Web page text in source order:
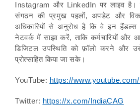
Instagram और LinkedIn पर लाइव है।
संगठन की प्रमुख पहलों, अपडेट और
अधिकारियों से अनुरोध है कि वे इन हैंडल्स
नेटवर्क में साझा करें, ताकि कर्मचारियों
डिजिटल उपस्थिति को फ़ॉलो करने और
प्रोत्साहित किया जा सके।
YouTube: https://
Twitter: https://x.com/IndiaCAG